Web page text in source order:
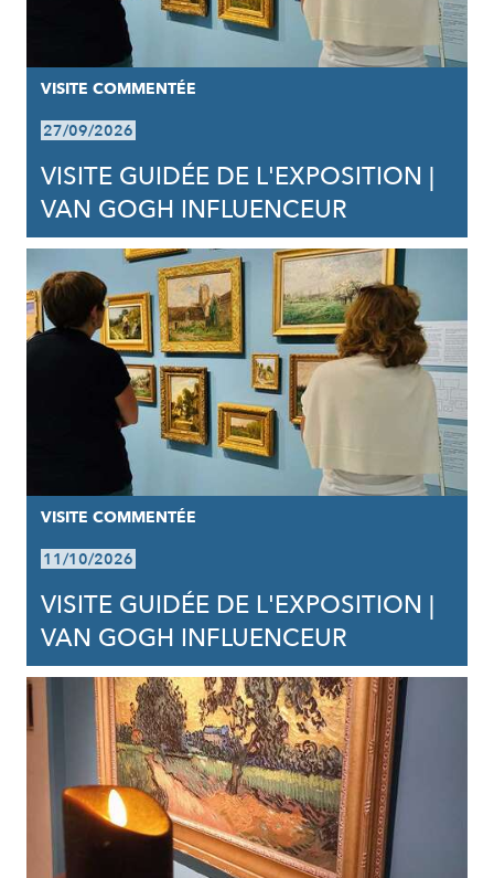
VISITE COMMENTÉE
27/09/2026
VISITE GUIDÉE DE L'EXPOSITION |
VAN GOGH INFLUENCEUR
VISITE COMMENTÉE
11/10/2026
VISITE GUIDÉE DE L'EXPOSITION |
VAN GOGH INFLUENCEUR